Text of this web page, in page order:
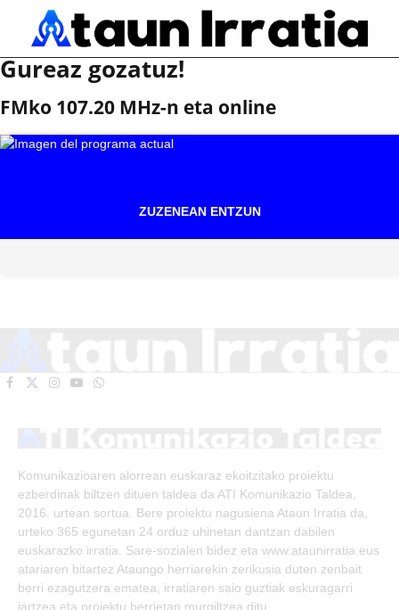
Gureaz gozatuz!
FMko 107.20 MHz-n eta online
ZUZENEAN ENTZUN
Facebook
X
Instagram
YouTubeWhatsApp
Komunikazioaren alorrean euskaraz ekoitzitako proiektu
ezberdinak biltzen dituen taldea da ATI Komunikazio Taldea,
2016. urtean sortua. Bere proiektu nagusiena Ataun Irratia da,
urteko 365 egunetan 24 orduz uhinetan dantzan dabilen
euskarazko irratia. Sare-sozialen bidez eta www.ataunirratia.eus
atariaren bitartez Ataungo herriarekin zerikusia duten zenbait
berri ezagutzera ematea, irratiaren saio guztiak eskuragarri
jartzea eta proiektu berrietan murgiltzea ditu